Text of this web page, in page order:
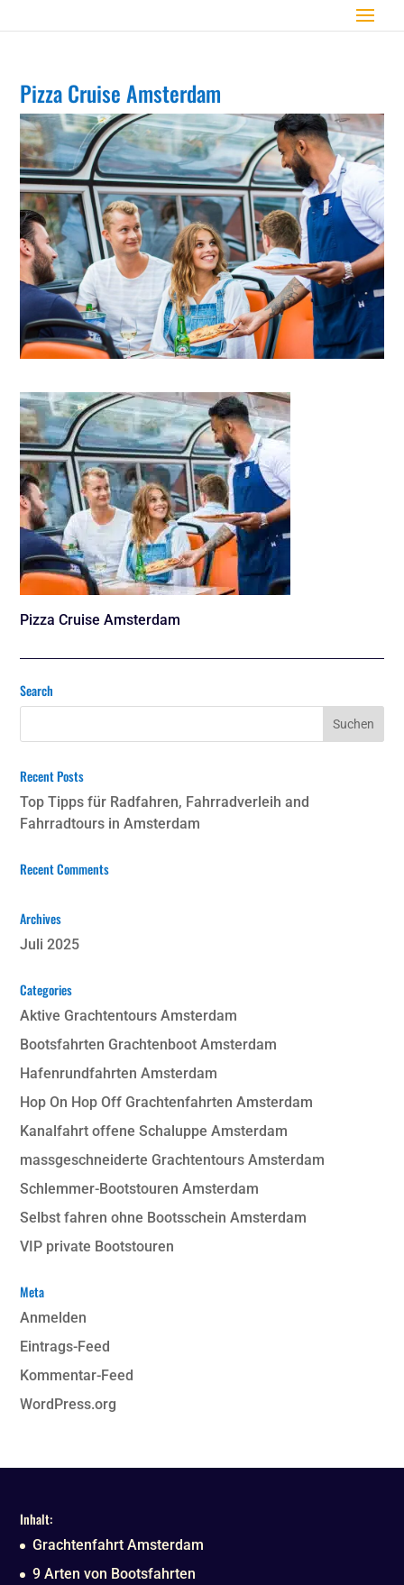
Pizza Cruise Amsterdam
Pizza Cruise Amsterdam
Search
Recent Posts
Top Tipps für Radfahren, Fahrradverleih and
Fahrradtours in Amsterdam
Recent Comments
Archives
Juli 2025
Categories
Aktive Grachtentours Amsterdam
Bootsfahrten Grachtenboot Amsterdam
Hafenrundfahrten Amsterdam
Hop On Hop Off Grachtenfahrten Amsterdam
Kanalfahrt offene Schaluppe Amsterdam
massgeschneiderte Grachtentours Amsterdam
Schlemmer-Bootstouren Amsterdam
Selbst fahren ohne Bootsschein Amsterdam
VIP private Bootstouren
Meta
Anmelden
Eintrags-Feed
Kommentar-Feed
WordPress.org
Inhalt:
Grachtenfahrt Amsterdam
9 Arten von Bootsfahrten